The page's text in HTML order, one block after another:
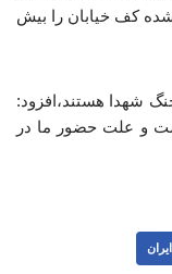
کف خیابان را بیش
شهدا هستند،افزود:
و علت حضور ما در